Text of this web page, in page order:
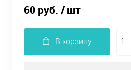
60 руб. / шт
В корзину